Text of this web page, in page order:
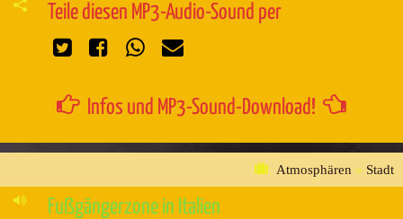
Teile diesen MP3-Audio-Sound per
Infos und MP3-Sound-Download!
Atmosphären » Stadt
Fußgängerzone in Italien